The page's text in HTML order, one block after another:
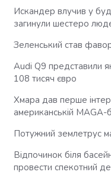
Искандер влучив у
загинули шестеро
Зеленський став
Audi Q9 представили
108 тисяч євро
Хмара дав перше
американській
Потужний землетрус
Відпочинок біля
провести спекотний